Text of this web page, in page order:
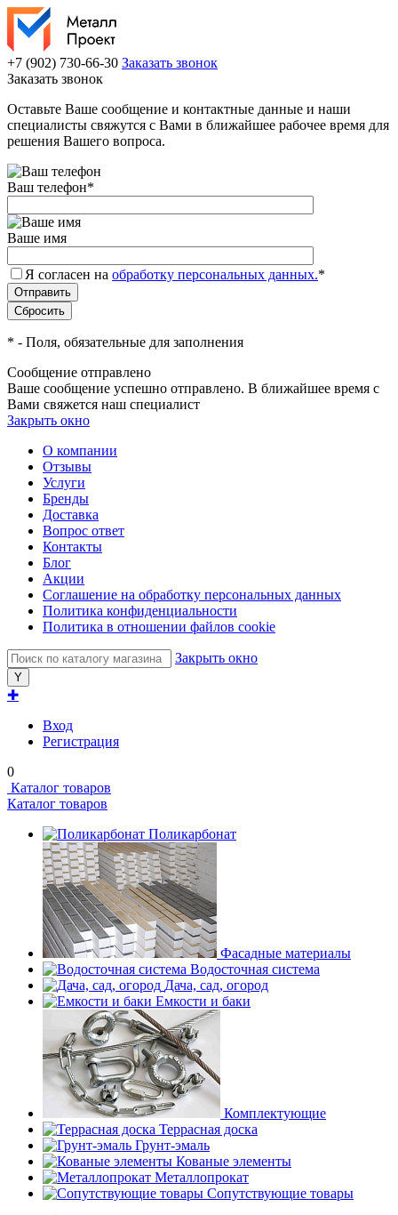
+7 (902) 730-66-30 Заказать звонок
Заказать звонок
Оставьте Ваше сообщение и контактные данные и наши
специалисты свяжутся с Вами в ближайшее рабочее время для
решения Вашего вопроса.
Ваш телефон*
Ваше имя
Я согласен на обработку персональных данных.*
* - Поля, обязательные для заполнения
Сообщение отправлено
Ваше сообщение успешно отправлено. В ближайшее время с
Вами свяжется наш специалист
Закрыть окно
О компании
Отзывы
Услуги
Бренды
Доставка
Вопрос ответ
Контакты
Блог
Акции
Соглашение на обработку персональных данных
Политика конфиденциальности
Политика в отношении файлов cookie
Закрыть окно
✚
Вход
Регистрация
0
Каталог товаров
Каталог товаров
Поликарбонат
Фасадные материалы
Водосточная система
Дача, сад, огород
Емкости и баки
Комплектующие
Террасная доска
Грунт-эмаль
Кованые элементы
Металлопрокат
Сопутствующие товары